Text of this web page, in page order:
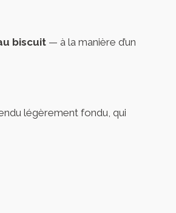
biscuit — à la manière d’un
légèrement fondu, qui